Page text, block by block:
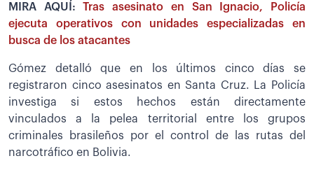
MIRA AQUÍ:Tras asesinato en San Ignacio, Policía
ejecuta operativos con unidades especializadas en
busca de los atacantes
Gómez detalló que en los últimos cinco días se
registraron cinco asesinatos en Santa Cruz. La Policía
investiga si estos hechos están directamente
vinculados a la pelea territorial entre los grupos
criminales brasileños por el control de las rutas del
narcotráfico en Bolivia.